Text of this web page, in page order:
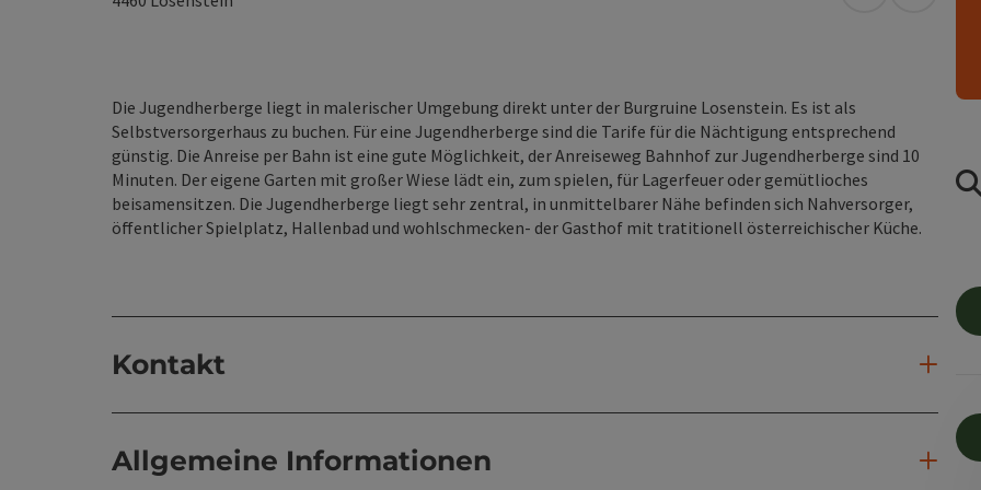
Die Jugendherberge liegt in malerischer Umgebung direkt unter der Burgruine Losenstein. Es ist als
Selbstversorgerhaus zu buchen. Für eine Jugendherberge sind die Tarife für die Nächtigung entsprechend
günstig. Die Anreise per Bahn ist eine gute Möglichkeit, der Anreiseweg Bahnhof zur Jugendherberge sind 10
Minuten. Der eigene Garten mit großer Wiese lädt ein, zum spielen, für Lagerfeuer oder gemütlioches
beisamensitzen. Die Jugendherberge liegt sehr zentral, in unmittelbarer Nähe befinden sich Nahversorger,
öffentlicher Spielplatz, Hallenbad und wohlschmecken- der Gasthof mit tratitionell österreichischer Küche.
Kontakt
Allgemeine Informationen